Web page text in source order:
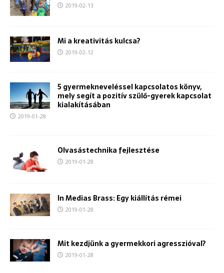
2019-02-13
Mi a kreativitás kulcsa?
2019-02-12
5 gyermekneveléssel kapcsolatos könyv,
mely segít a pozitív szülő-gyerek kapcsolat
kialakításában
2019-01-28
Olvasástechnika fejlesztése
2019-01-28
In Medias Brass: Egy kiállítás rémei
2019-01-28
Mit kezdjünk a gyermekkori agresszióval?
2019-01-28